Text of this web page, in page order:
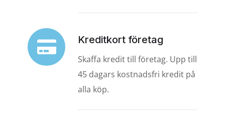
Kreditkort företag
Skaffa kredit till företag. Upp till
45 dagars kostnadsfri kredit på
alla köp.